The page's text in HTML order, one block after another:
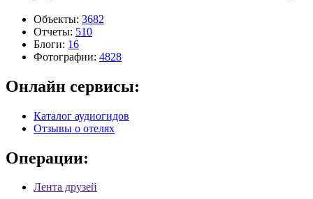
Объекты: 3682
Отчеты: 510
Блоги: 16
Фотографии: 4828
Онлайн сервисы:
Каталог аудиогидов
Отзывы о отелях
Операции:
Лента друзей